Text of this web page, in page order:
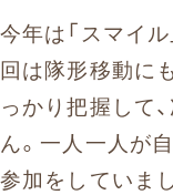
今年は「スマイ
回は隊形移動に
っかり把握して
ん。一人一人が
参加をしていま